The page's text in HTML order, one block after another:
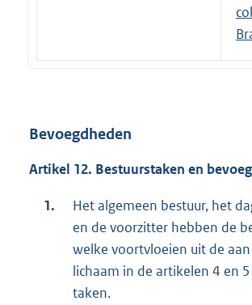
Bevoegdheden
Artikel 12. Bestuurstaken en
Het algemeen bestuur, het
en de voorzitter hebben de
welke voortvloeien uit de
lichaam in de artikelen 4 en
taken.